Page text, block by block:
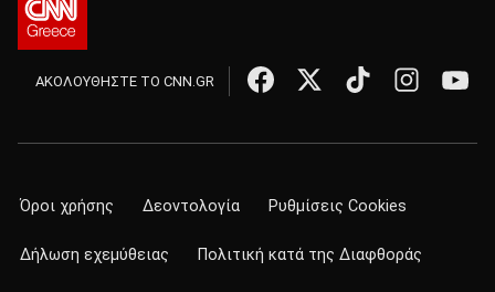
ΑΚΟΛΟΥΘΗΣΤΕ ΤΟ CNN.GR
Όροι χρήσης Δεοντολογία Ρυθμίσεις Cookies
Δήλωση εχεμύθειας Πολιτική κατά της Διαφθοράς